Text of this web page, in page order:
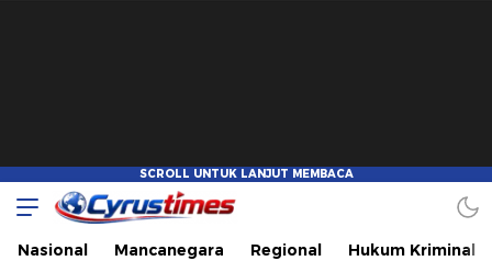
Cyrustimes.com
Cepat Tajam dan Akurat
Nasional Mancanegara Regional Hukum Kriminal